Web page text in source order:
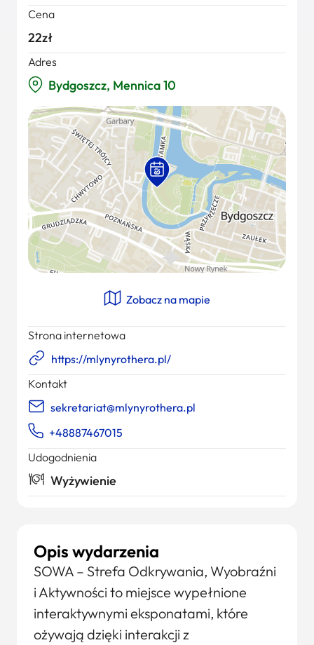
Opis wydarzenia
SOWA – Strefa Odkrywania, Wyobraźni
i Aktywności to miejsce wypełnione
interaktywnymi eksponatami, które
ożywają dzięki interakcji z
Cena
22zł
Adres
Bydgoszcz, Mennica 10
Zobacz na mapie
Strona internetowa
https://mlynyrothera.pl/
Kontakt
sekretariat@mlynyrothera.pl
+48887467015
Udogodnienia
Wyżywienie